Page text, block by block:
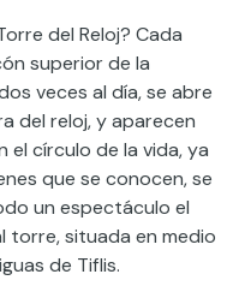
del Reloj? Cada
superior de la
veces al día, se abre
del reloj, y aparecen
el círculo de la vida, ya
que se conocen, se
un espectáculo el
torre, situada en medio
de Tiflis.